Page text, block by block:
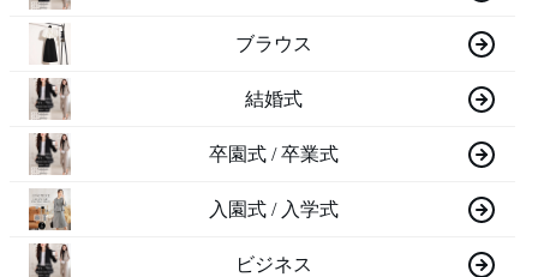
ブラウス
結婚式
卒園式 / 卒業式
入園式 / 入学式
ビジネス